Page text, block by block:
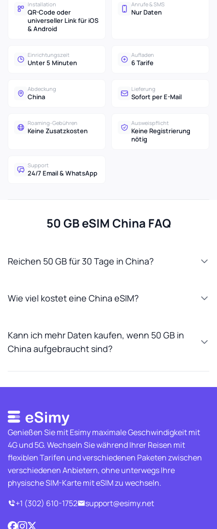
Installation
QR-Code oder
universeller Link für iOS
& Android
Anrufe & SMS
Nur Daten
Einrichtungszeit
Unter 5 Minuten
Aufladen
6 Tarife
Abdeckung
China
Lieferung
Sofort per E-Mail
Roaming-Gebühren
Keine Zusatzkosten
Ausweispflicht
Keine Registrierung
nötig
Support
24/7 Email & WhatsApp
50 GB eSIM China FAQ
Reichen 50 GB für 30 Tage in China?
Wie viel kostet eine China eSIM?
Kann ich mehr Daten kaufen, wenn 50 GB in
China aufgebraucht sind?
Genießen Sie mit Esimy maximale Geschwindigkeit mit
4G und 5G. Wechseln Sie während Ihrer Reisen mit
flexiblen Tarifen und verschiedenen Paketen zwischen
verschiedenen Anbietern, ohne unterwegs Ihre
physische SIM-Karte mit eSIM zu wechseln.
+1 (302) 610-1752
support@esimy.net